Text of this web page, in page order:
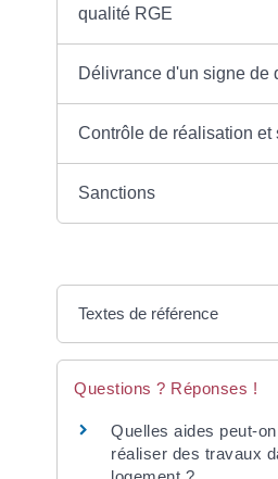
qualité RGE
Délivrance d'un signe de
Contrôle de réalisation et
Sanctions
Textes de référence
Questions ? Réponses !
Quelles aides peut-
réaliser des travaux